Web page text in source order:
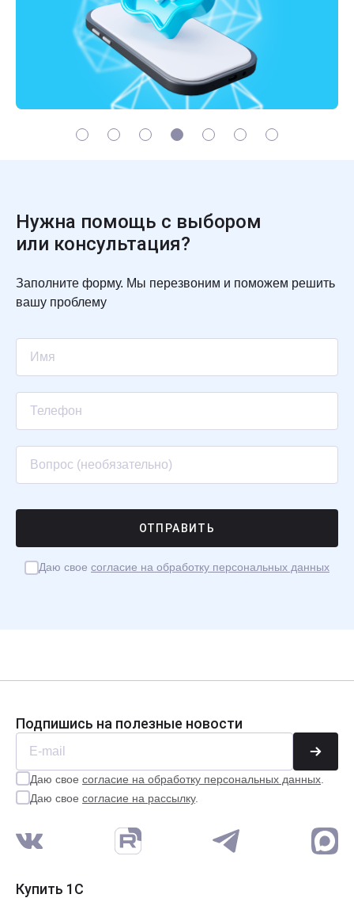
Нужна помощь с выбором
или консультация?
Заполните форму. Мы перезвоним и поможем решить
вашу проблему
Даю свое согласие на обработку персональных данных
Подпишись на полезные новости
Даю свое согласие на обработку персональных данных
Даю свое согласие на рассылку.
Купить 1С